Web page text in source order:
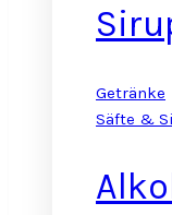
Getränke
Säfte &